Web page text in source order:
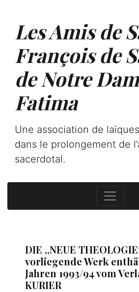
Les Amis de
François de
de Notre
Fatima
Une association de
dans le prolongement de
sacerdotal.
DIE ,,NEUE
vorliegende Werk
Jahren 1993/94 vom
KURIER